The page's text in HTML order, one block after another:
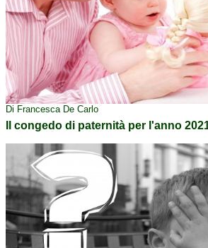
Di Francesca De Carlo
Il congedo di paternità per l'anno